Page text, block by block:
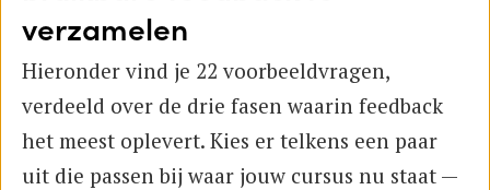
verzamelen
Hieronder vind je 22 voorbeeldvragen,
verdeeld over de drie fasen waarin feedback
het meest oplevert. Kies er telkens een paar
uit die passen bij waar jouw cursus nu staat —